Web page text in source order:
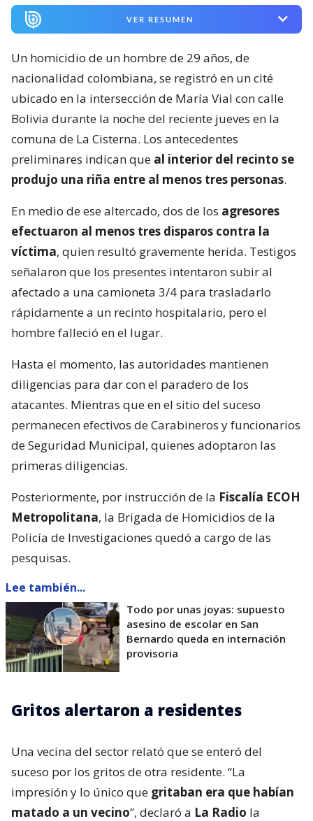
VER RESUMEN
Un homicidio de un hombre de 29 años, de
nacionalidad colombiana, se registró en un cité
ubicado en la intersección de María Vial con calle
Bolivia durante la noche del reciente jueves en la
comuna de La Cisterna. Los antecedentes
preliminares indican que al interior del recinto se
produjo una riña entre al menos tres personas.
En medio de ese altercado, dos de los agresores
efectuaron al menos tres disparos contra la
víctima, quien resultó gravemente herida. Testigos
señalaron que los presentes intentaron subir al
afectado a una camioneta 3/4 para trasladarlo
rápidamente a un recinto hospitalario, pero el
hombre falleció en el lugar.
Hasta el momento, las autoridades mantienen
diligencias para dar con el paradero de los
atacantes. Mientras que en el sitio del suceso
permanecen efectivos de Carabineros y funcionarios
de Seguridad Municipal, quienes adoptaron las
primeras diligencias.
Posteriormente, por instrucción de la Fiscalía ECOH
Metropolitana, la Brigada de Homicidios de la
Policía de Investigaciones quedó a cargo de las
pesquisas.
Lee también...
Todo por unas joyas: supuesto
asesino de escolar en San
Bernardo queda en internación
provisoria
Gritos alertaron a residentes
Una vecina del sector relató que se enteró del
suceso por los gritos de otra residente. “La
impresión y lo único que gritaban era que habían
matado a un vecino”, declaró a La Radio la